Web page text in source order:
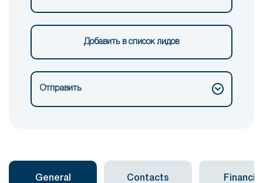
Добавить в список лидов
Отправить
General Contacts Financial